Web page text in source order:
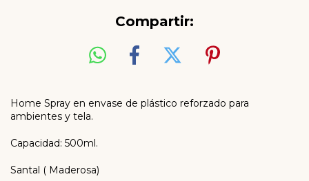
Compartir:
Home Spray en envase de plástico reforzado para
ambientes y tela.
Capacidad: 500ml.
Santal ( Maderosa)